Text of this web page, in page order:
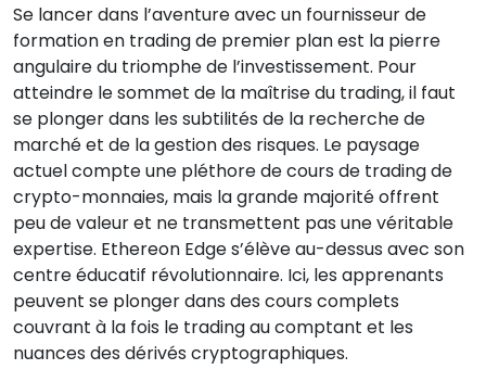
Se lancer dans l’aventure avec un fournisseur de
formation en trading de premier plan est la pierre
angulaire du triomphe de l’investissement. Pour
atteindre le sommet de la maîtrise du trading, il faut
se plonger dans les subtilités de la recherche de
marché et de la gestion des risques. Le paysage
actuel compte une pléthore de cours de trading de
crypto-monnaies, mais la grande majorité offrent
peu de valeur et ne transmettent pas une véritable
expertise. Ethereon Edge s’élève au-dessus avec son
centre éducatif révolutionnaire. Ici, les apprenants
peuvent se plonger dans des cours complets
couvrant à la fois le trading au comptant et les
nuances des dérivés cryptographiques.